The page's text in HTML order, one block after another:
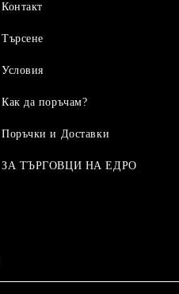
Контакт
Търсене
Условия
Как да поръчам?
Поръчки и Доставки
ЗА ТЪРГОВЦИ НА ЕДРО